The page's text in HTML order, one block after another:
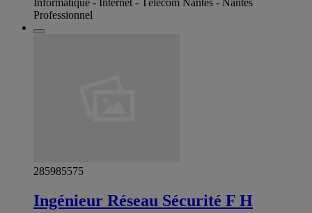
Professionnel
285985575
Ingénieur Réseau Sécurité F H